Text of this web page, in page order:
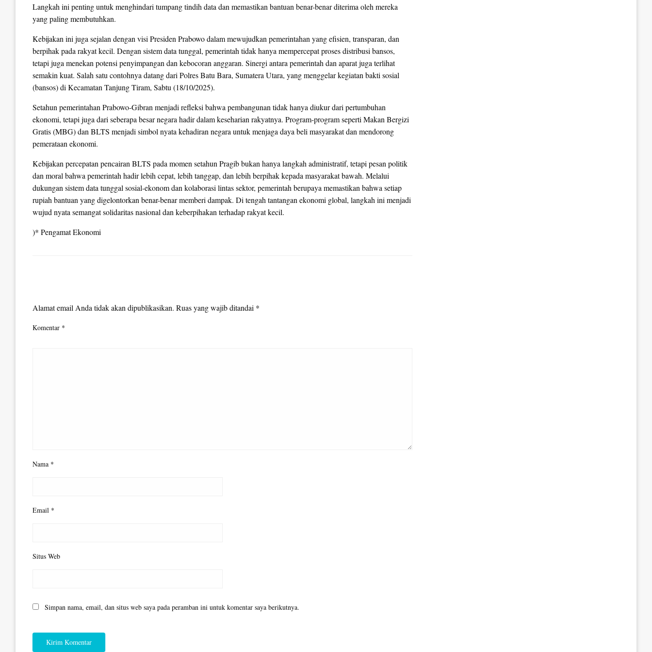
Langkah ini penting untuk menghindari tumpang tindih data dan memastikan bantuan benar-benar diterima oleh mereka
yang paling membutuhkan.
Kebijakan ini juga sejalan dengan visi Presiden Prabowo dalam mewujudkan pemerintahan yang efisien, transparan, dan
berpihak pada rakyat kecil. Dengan sistem data tunggal, pemerintah tidak hanya mempercepat proses distribusi bansos,
tetapi juga menekan potensi penyimpangan dan kebocoran anggaran. Sinergi antara pemerintah dan aparat juga terlihat
semakin kuat. Salah satu contohnya datang dari Polres Batu Bara, Sumatera Utara, yang menggelar kegiatan bakti sosial
(bansos) di Kecamatan Tanjung Tiram, Sabtu (18/10/2025).
Setahun pemerintahan Prabowo-Gibran menjadi refleksi bahwa pembangunan tidak hanya diukur dari pertumbuhan
ekonomi, tetapi juga dari seberapa besar negara hadir dalam keseharian rakyatnya. Program-program seperti Makan Bergizi
Gratis (MBG) dan BLTS menjadi simbol nyata kehadiran negara untuk menjaga daya beli masyarakat dan mendorong
pemerataan ekonomi.
Kebijakan percepatan pencairan BLTS pada momen setahun Pragib bukan hanya langkah administratif, tetapi pesan politik
dan moral bahwa pemerintah hadir lebih cepat, lebih tanggap, dan lebih berpihak kepada masyarakat bawah. Melalui
dukungan sistem data tunggal sosial-ekonom dan kolaborasi lintas sektor, pemerintah berupaya memastikan bahwa setiap
rupiah bantuan yang digelontorkan benar-benar memberi dampak. Di tengah tantangan ekonomi global, langkah ini menjadi
wujud nyata semangat solidaritas nasional dan keberpihakan terhadap rakyat kecil.
)* Pengamat Ekonomi
Alamat email Anda tidak akan dipublikasikan. Ruas yang wajib ditandai *
Komentar *
Nama *
Email *
Situs Web
Simpan nama, email, dan situs web saya pada peramban ini untuk komentar saya berikutnya.